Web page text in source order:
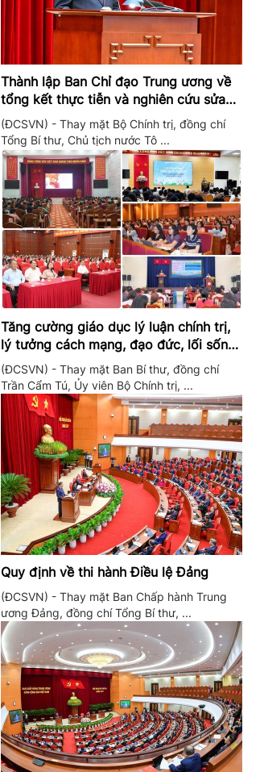
Thành lập Ban Chỉ đạo Trung ương về
tổng kết thực tiễn và nghiên cứu sửa
đổi, bổ sung Điều lệ Đảng
(ĐCSVN) - Thay mặt Bộ Chính trị, đồng chí
Tổng Bí thư, Chủ tịch nước Tô ...
Tăng cường giáo dục lý luận chính trị,
lý tưởng cách mạng, đạo đức, lối sống,
ý thức công dân trong hệ thống giáo
dục quốc dân
(ĐCSVN) - Thay mặt Ban Bí thư, đồng chí
Trần Cẩm Tú, Ủy viên Bộ Chính trị, ...
Quy định về thi hành Điều lệ Đảng
(ĐCSVN) - Thay mặt Ban Chấp hành Trung
ương Đảng, đồng chí Tổng Bí thư, ...